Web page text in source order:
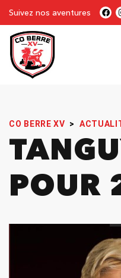
Suivez nos aventures
CO BERRE XV >
POUR